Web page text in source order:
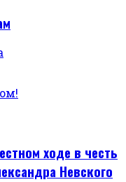
ходе в честь
Невского